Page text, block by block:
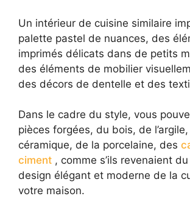
Un intérieur de cuisine similaire
palette pastel de nuances, des
imprimés délicats dans de petits
des éléments de mobilier
des décors de dentelle et des
Dans le cadre du style, vous
pièces forgées, du bois, de
céramique, de la porcelaine, des
ciment , comme s’ils revenaient
design élégant et moderne de la
votre maison.